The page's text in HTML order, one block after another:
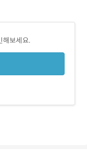
해보세요.